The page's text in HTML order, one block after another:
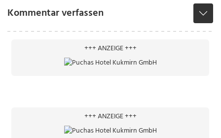
Kommentar verfassen
+++ ANZEIGE +++
+++ ANZEIGE +++